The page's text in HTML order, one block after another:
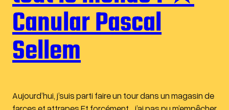
Canular Pascal
Sellem
Aujourd’hui, j’suis parti faire un tour dans un magasin de